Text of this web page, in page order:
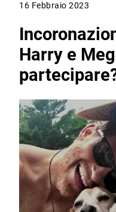
16 Febbraio 2023
Harry e